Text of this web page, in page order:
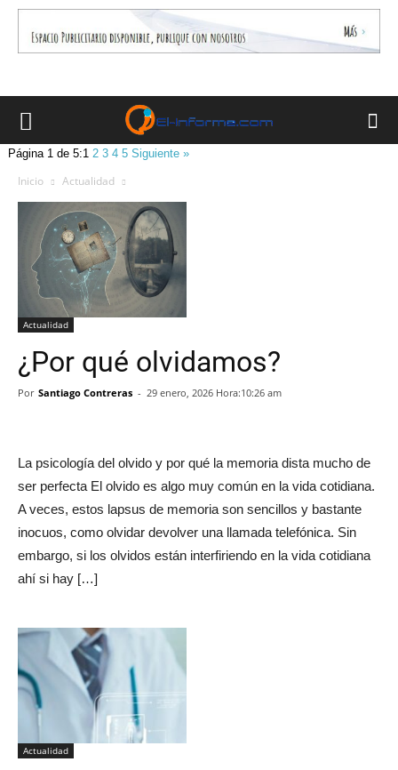
Página 1 de 5:12 3 4 5 Siguiente »
Inicio Actualidad
Actualidad
¿Por qué olvidamos?
Por Santiago Contreras - 29 enero, 2026 Hora:10:26 am
La psicología del olvido y por qué la memoria dista mucho de
ser perfecta El olvido es algo muy común en la vida cotidiana.
A veces, estos lapsus de memoria son sencillos y bastante
inocuos, como olvidar devolver una llamada telefónica. Sin
embargo, si los olvidos están interfiriendo en la vida cotidiana
ahí si hay […]
Actualidad